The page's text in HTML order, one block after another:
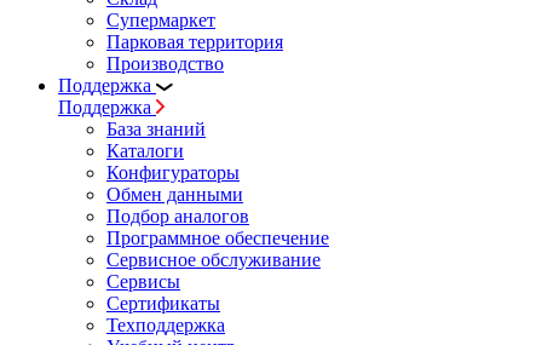
Супермаркет
Парковая территория
Производство
Поддержка
Поддержка
База знаний
Каталоги
Конфигураторы
Обмен данными
Подбор аналогов
Программное обеспечение
Сервисное обслуживание
Сервисы
Сертификаты
Техподдержка